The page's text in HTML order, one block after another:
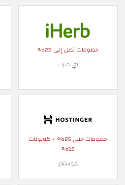
خصومات تصل إلى 25%
اي هيرب
خصومات حتى 85% + كوبونات
15%
هوستنجر